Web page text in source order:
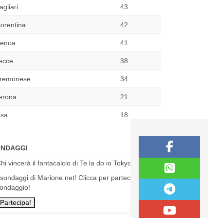
43
42
41
38
34
21
18
vincerà il fantacalcio di Te la do io Tokyo?
di Marione.net! Clicca per partecipare al